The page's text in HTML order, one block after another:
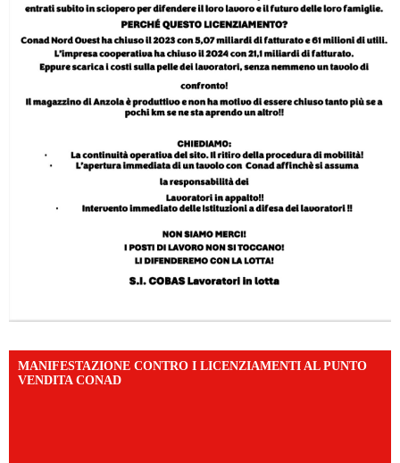
MANIFESTAZIONE CONTRO I LICENZIAMENTI AL PUNTO
VENDITA CONAD